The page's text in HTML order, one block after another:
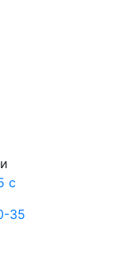
с
35